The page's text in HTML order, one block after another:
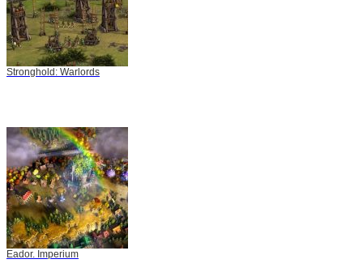
Stronghold: Warlords
Eador. Imperium